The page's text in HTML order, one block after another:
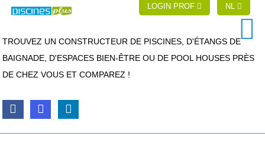
LOGIN PROF NL
TROUVEZ UN CONSTRUCTEUR DE PISCINES, D'ÉTANGS DE
BAIGNADE, D'ESPACES BIEN-ÊTRE OU DE POOL HOUSES PRÈS
DE CHEZ VOUS ET COMPAREZ !